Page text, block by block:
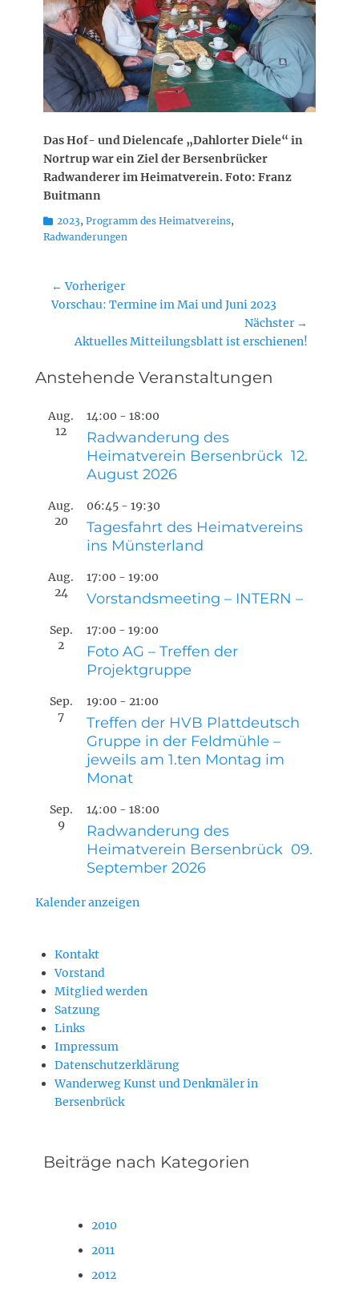
Das Hof- und Dielencafe „Dahlorter Diele“ in
Nortrup war ein Ziel der Bersenbrücker
Radwanderer im Heimatverein. Foto: Franz
Buitmann
Kategorien
2023, Programm des Heimatvereins,
Radwanderungen
Beitragsnavigation
← Vorheriger
Vorheriger
Vorschau: Termine im Mai und Juni 2023
Nächster →
Nächster
Aktuelles Mitteilungsblatt ist erschienen!
Anstehende Veranstaltungen
Aug.
12
14:00 - 18:00
Radwanderung des
Heimatverein Bersenbrück 12.
August 2026
Aug.
20
06:45 - 19:30
Tagesfahrt des Heimatvereins
ins Münsterland
Aug.
24
17:00 - 19:00
Vorstandsmeeting – INTERN –
Sep.
2
17:00 - 19:00
Foto AG – Treffen der
Projektgruppe
Sep.
7
19:00 - 21:00
Treffen der HVB Plattdeutsch
Gruppe in der Feldmühle –
jeweils am 1.ten Montag im
Monat
Sep.
9
14:00 - 18:00
Radwanderung des
Heimatverein Bersenbrück 09.
September 2026
Kalender anzeigen
Kontakt
Vorstand
Mitglied werden
Satzung
Links
Impressum
Datenschutzerklärung
Wanderweg Kunst und Denkmäler in
Bersenbrück
Beiträge nach Kategorien
2010
2011
2012